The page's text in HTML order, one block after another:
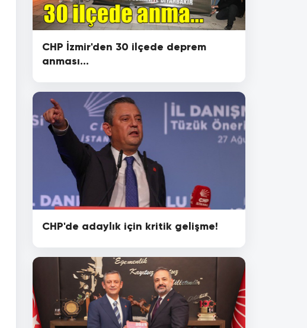
CHP İzmir'den 30 ilçede deprem
anması...
CHP'de adaylık için kritik gelişme!